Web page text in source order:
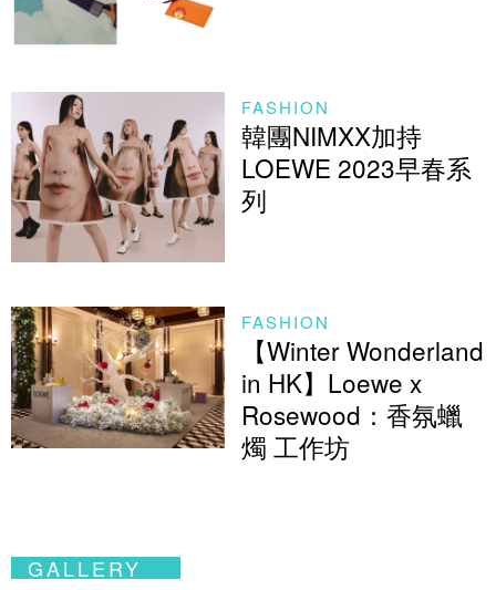
FASHION
韓團NIMXX加持
LOEWE 2023早春系
列
FASHION
【Winter Wonderland
in HK】Loewe x
Rosewood：香氛蠟
燭 工作坊
GALLERY